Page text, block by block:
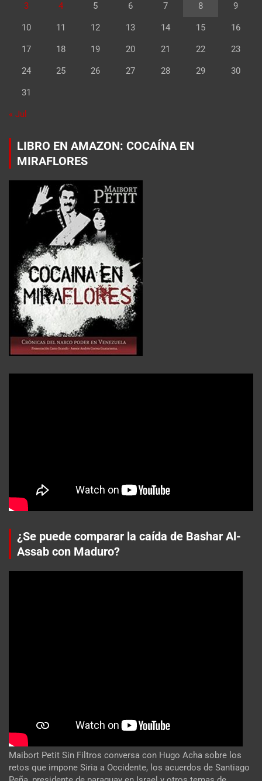
3 4 5 6 7 8 9
10 11 12 13 14 15 16
17 18 19 20 21 22 23
24 25 26 27 28 29 30
31
« Jul
LIBRO EN AMAZON: COCAÍNA EN
MIRAFLORES
¿Se puede comparar la caída de Bashar Al-
Assab con Maduro?
Maibort Petit Sin Filtros conversa con Hugo Acha sobre los
retos que impone Siria a Occidente, los acuerdos de Santiago